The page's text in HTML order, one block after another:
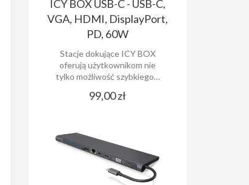
ICY BOX USB-C - USB-C,
VGA, HDMI, DisplayPort,
PD, 60W
Stacje dokujące ICY BOX
oferują użytkownikom nie
tylko możliwość szybkiego…
99,00 zł